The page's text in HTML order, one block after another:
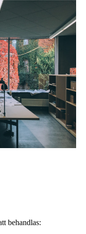
behandlas: